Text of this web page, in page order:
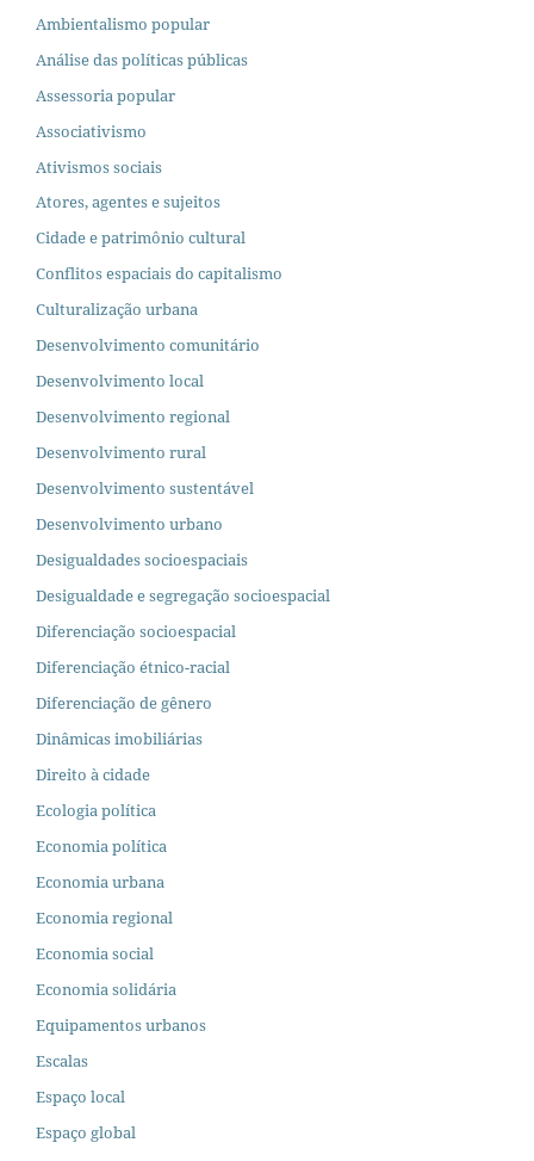
Ambientalismo popular
Análise das políticas públicas
Assessoria popular
Associativismo
Ativismos sociais
Atores, agentes e sujeitos
Cidade e patrimônio cultural
Conflitos espaciais do capitalismo
Culturalização urbana
Desenvolvimento comunitário
Desenvolvimento local
Desenvolvimento regional
Desenvolvimento rural
Desenvolvimento sustentável
Desenvolvimento urbano
Desigualdades socioespaciais
Desigualdade e segregação socioespacial
Diferenciação socioespacial
Diferenciação étnico-racial
Diferenciação de gênero
Dinâmicas imobiliárias
Direito à cidade
Ecologia política
Economia política
Economia urbana
Economia regional
Economia social
Economia solidária
Equipamentos urbanos
Escalas
Espaço local
Espaço global